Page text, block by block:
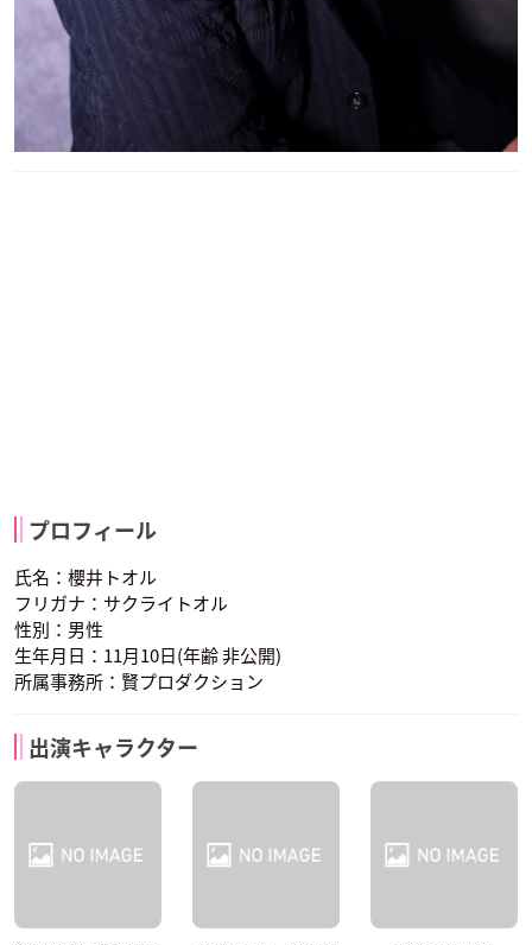
プロフィール
氏名：櫻井トオル
フリガナ：サクライトオル
性別：男性
生年月日：11月10日(年齢 非公開)
所属事務所：賢プロダクション
出演キャラクター